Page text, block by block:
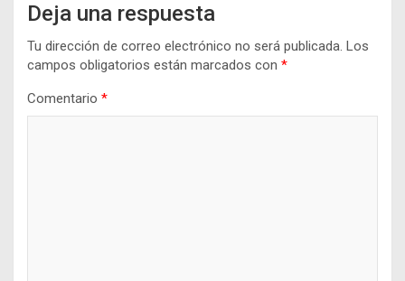
Deja una respuesta
Tu dirección de correo electrónico no será publicada. Los
campos obligatorios están marcados con *
Comentario *